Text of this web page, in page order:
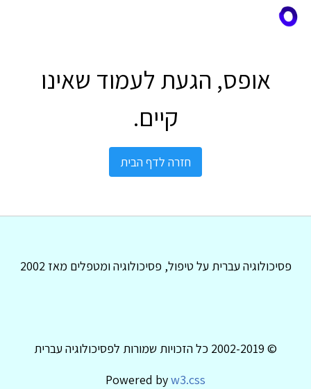
אופס, הגעת לעמוד שאינו
קיים.
חזרה לדף הבית
פסיכולוגיה עברית על טיפול, פסיכולוגיה ומטפלים מאז 2002
© 2002-2019 כל הזכויות שמורות לפסיכולוגיה עברית
Powered byw3.css